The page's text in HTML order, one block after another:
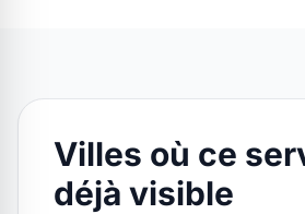
Villes où ce
déjà visible